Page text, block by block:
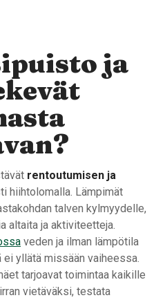
ja
rentoutumisen ja
hiihtolomalla. Lämpimät
talven kylmyydelle,
altaita ja aktiviteetteja.
veden ja ilman lämpötila
yllätä missään vaiheessa.
tarjoavat toimintaa kaikille
vietäväksi, testata